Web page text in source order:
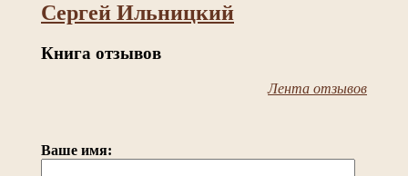
Сергей Ильницкий
Книга отзывов
Лента отзывов
Ваше имя: